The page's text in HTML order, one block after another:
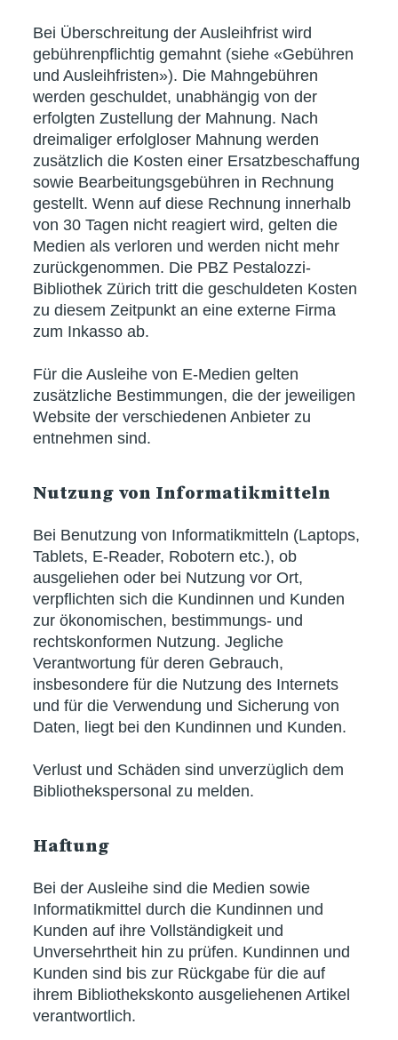
Bei Überschreitung der Ausleihfrist wird
gebührenpflichtig gemahnt (siehe «Gebühren
und Ausleihfristen»). Die Mahngebühren
werden geschuldet, unabhängig von der
erfolgten Zustellung der Mahnung. Nach
dreimaliger erfolgloser Mahnung werden
zusätzlich die Kosten einer Ersatzbeschaffung
sowie Bearbeitungsgebühren in Rechnung
gestellt. Wenn auf diese Rechnung innerhalb
von 30 Tagen nicht reagiert wird, gelten die
Medien als verloren und werden nicht mehr
zurückgenommen. Die PBZ Pestalozzi-
Bibliothek Zürich tritt die geschuldeten Kosten
zu diesem Zeitpunkt an eine externe Firma
zum Inkasso ab.
Für die Ausleihe von E-Medien gelten
zusätzliche Bestimmungen, die der jeweiligen
Website der verschiedenen Anbieter zu
entnehmen sind.
Nutzung von Informatikmitteln
Bei Benutzung von Informatikmitteln (Laptops,
Tablets, E-Reader, Robotern etc.), ob
ausgeliehen oder bei Nutzung vor Ort,
verpflichten sich die Kundinnen und Kunden
zur ökonomischen, bestimmungs- und
rechtskonformen Nutzung. Jegliche
Verantwortung für deren Gebrauch,
insbesondere für die Nutzung des Internets
und für die Verwendung und Sicherung von
Daten, liegt bei den Kundinnen und Kunden.
Verlust und Schäden sind unverzüglich dem
Bibliothekspersonal zu melden.
Haftung
Bei der Ausleihe sind die Medien sowie
Informatikmittel durch die Kundinnen und
Kunden auf ihre Vollständigkeit und
Unversehrtheit hin zu prüfen. Kundinnen und
Kunden sind bis zur Rückgabe für die auf
ihrem Bibliothekskonto ausgeliehenen Artikel
verantwortlich.